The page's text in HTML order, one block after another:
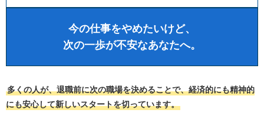
今の仕事をやめたいけど、
次の一歩が不安なあなたへ。
多くの人が、退職前に次の職場を決めることで、経済的にも精神的
にも安心して新しいスタートを切っています。